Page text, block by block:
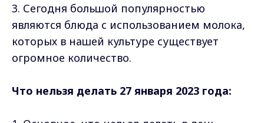
3. Сегодня большой популярностью
являются блюда с использованием молока,
которых в нашей культуре существует
огромное количество.
Что нельзя делать 27 января 2023 года: